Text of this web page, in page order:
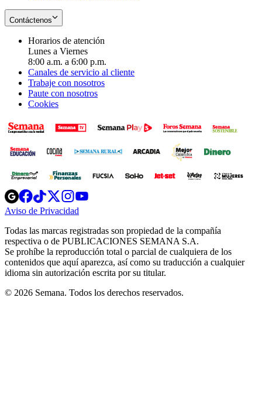
Contáctenos
Horarios de atención
Lunes a Viernes
8:00 a.m. a 6:00 p.m.
Canales de servicio al cliente
Trabaje con nosotros
Paute con nosotros
Cookies
Opens
in
new
Opens
in
new
Opens
in
new
window
Opens
new
windowwindow
Aviso de Privacidad
new
window
Todas las marcas registradas son propiedad de la compañía
respectiva o de PUBLICACIONES SEMANA S.A.
Se prohíbe la reproducción total o parcial de cualquiera de los
contenidos que aquí aparezca, así como su traducción a cualquier
idioma sin autorización escrita por su titular.
© 2026 Semana. Todos los derechos reservados.